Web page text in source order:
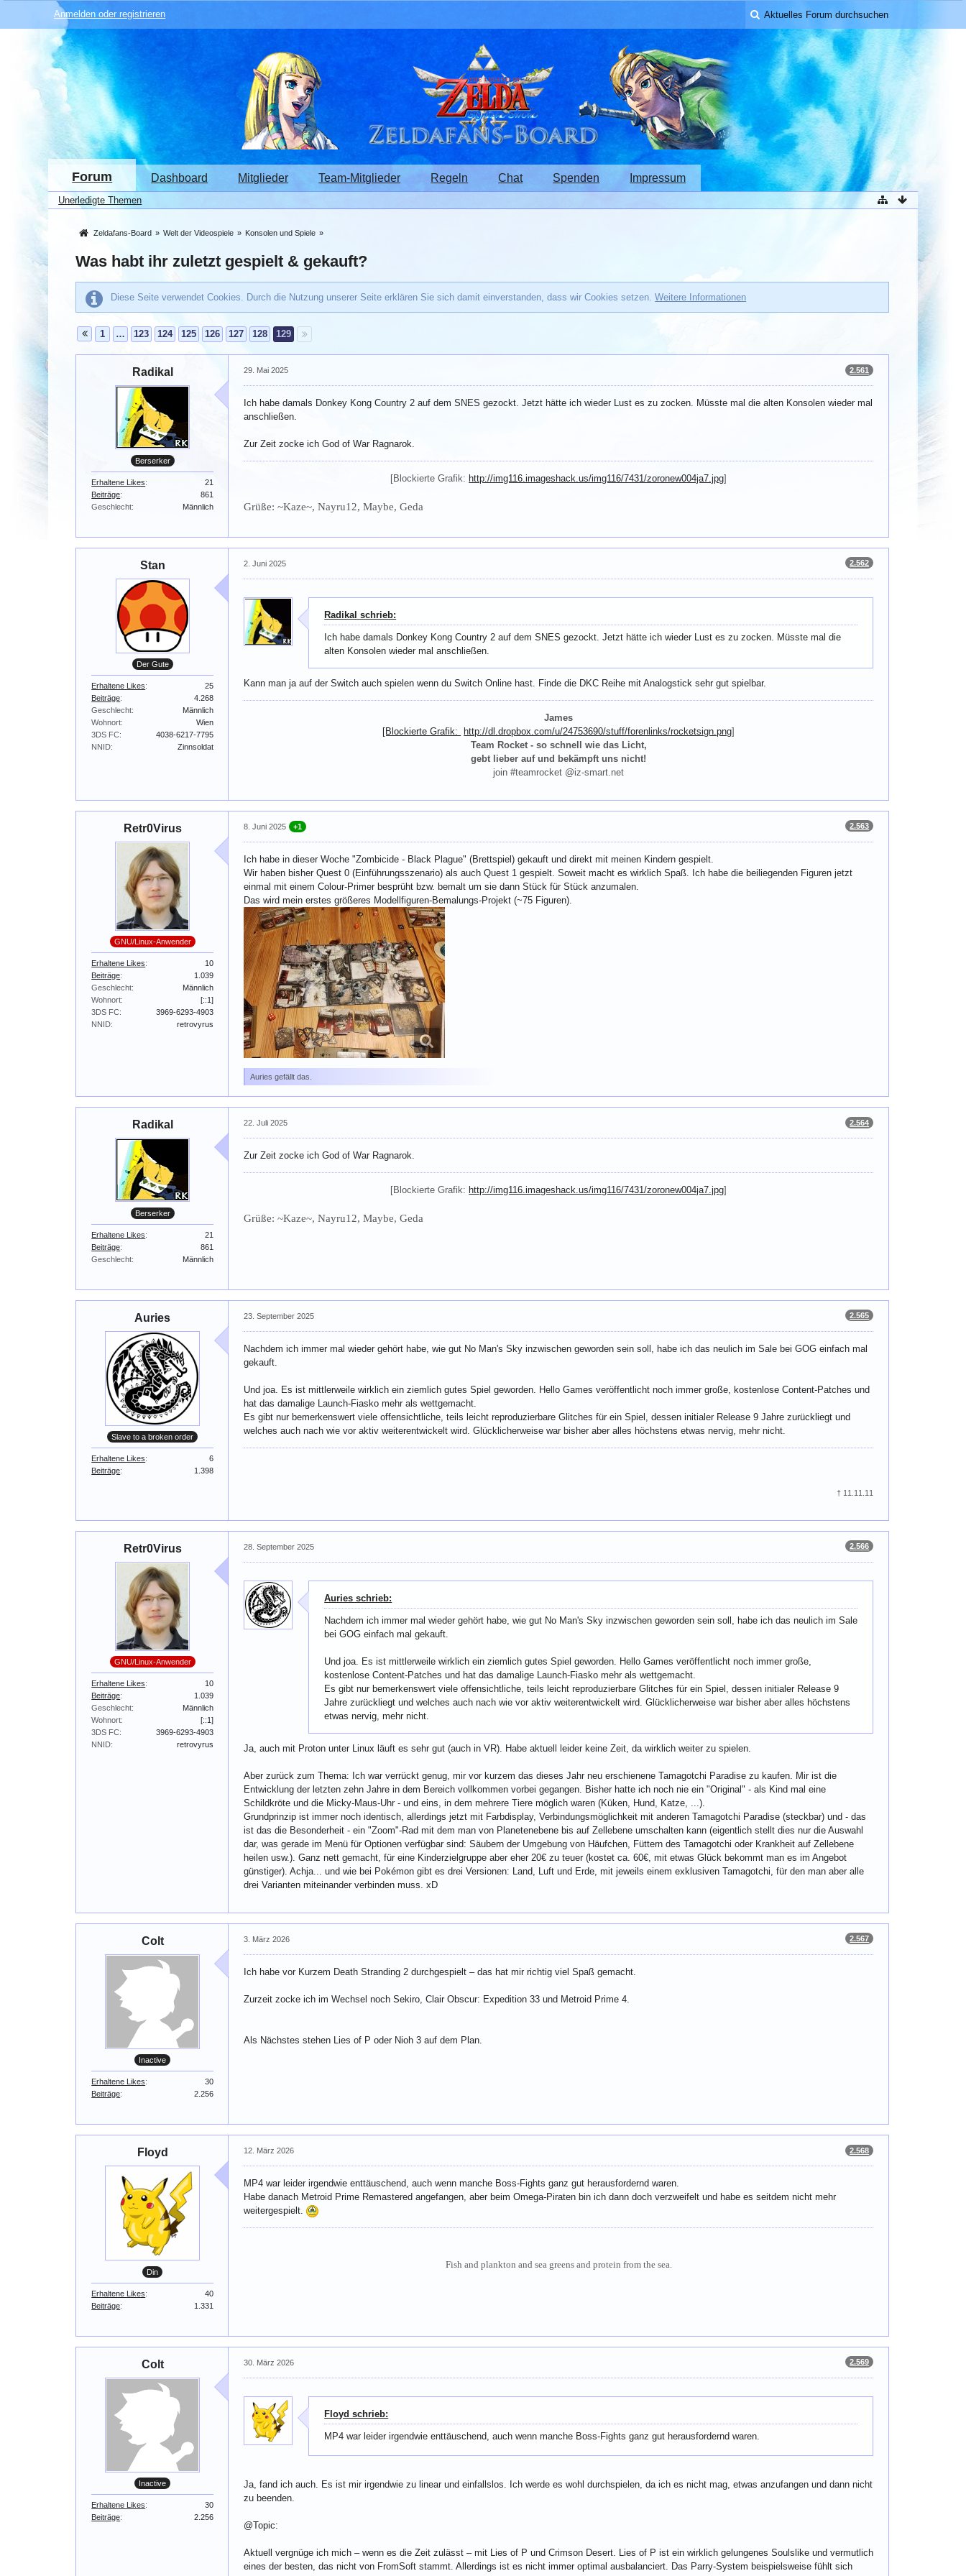
Anmelden oder registrieren
Forum Dashboard Mitglieder Team-Mitglieder Regeln Chat Spenden Impressum
Unerledigte Themen
Zeldafans-Board » Welt der Videospiele » Konsolen und Spiele »
Was habt ihr zuletzt gespielt & gekauft?
Diese Seite verwendet Cookies. Durch die Nutzung unserer Seite erklären Sie sich damit einverstanden, dass wir Cookies setzen.Weitere Informationen
1 … 123 124 125 126 127 128 129
Radikal
Berserker
Erhaltene Likes
21
Beiträge
861
Geschlecht
Männlich
2.561
29. Mai 2025
Ich habe damals Donkey Kong Country 2 auf dem SNES gezockt. Jetzt hätte ich wieder Lust es zu zocken. Müsste mal die alten Konsolen wieder mal
anschließen.
Zur Zeit zocke ich God of War Ragnarok.
[Blockierte Grafik: http://img116.imageshack.us/img116/7431/zoronew004ja7.jpg]
Grüße: ~Kaze~, Nayru12, Maybe, Geda
Stan
Der Gute
Erhaltene Likes
25
Beiträge
4.268
Geschlecht
Männlich
Wohnort
Wien
3DS FC
4038-6217-7795
NNID
Zinnsoldat
2.562
2. Juni 2025
Radikal schrieb:
Ich habe damals Donkey Kong Country 2 auf dem SNES gezockt. Jetzt hätte ich wieder Lust es zu zocken. Müsste mal die
alten Konsolen wieder mal anschließen.
Kann man ja auf der Switch auch spielen wenn du Switch Online hast. Finde die DKC Reihe mit Analogstick sehr gut spielbar.
James
[Blockierte Grafik:
http://dl.dropbox.com/u/24753690/stuff/forenlinks/rocketsign.png]
Team Rocket - so schnell wie das Licht,
gebt lieber auf und bekämpft uns nicht!
join #teamrocket @iz-smart.net
Retr0Virus
GNU/Linux-Anwender
Erhaltene Likes
10
Beiträge
1.039
Geschlecht
Männlich
Wohnort
[::1]
3DS FC
3969-6293-4903
NNID
retrovyrus
2.563
8. Juni 2025 +1
Ich habe in dieser Woche "Zombicide - Black Plague" (Brettspiel) gekauft und direkt mit meinen Kindern gespielt.
Wir haben bisher Quest 0 (Einführungsszenario) als auch Quest 1 gespielt. Soweit macht es wirklich Spaß. Ich habe die beiliegenden Figuren jetzt
einmal mit einem Colour-Primer besprüht bzw. bemalt um sie dann Stück für Stück anzumalen.
Das wird mein erstes größeres Modellfiguren-Bemalungs-Projekt (~75 Figuren).
Auries gefällt das.
Radikal
Berserker
Erhaltene Likes
21
Beiträge
861
Geschlecht
Männlich
2.564
22. Juli 2025
Zur Zeit zocke ich God of War Ragnarok.
[Blockierte Grafik: http://img116.imageshack.us/img116/7431/zoronew004ja7.jpg]
Grüße: ~Kaze~, Nayru12, Maybe, Geda
Auries
Slave to a broken order
Erhaltene Likes
6
Beiträge
1.398
2.565
23. September 2025
Nachdem ich immer mal wieder gehört habe, wie gut No Man's Sky inzwischen geworden sein soll, habe ich das neulich im Sale bei GOG einfach mal
gekauft.
Und joa. Es ist mittlerweile wirklich ein ziemlich gutes Spiel geworden. Hello Games veröffentlicht noch immer große, kostenlose Content-Patches und
hat das damalige Launch-Fiasko mehr als wettgemacht.
Es gibt nur bemerkenswert viele offensichtliche, teils leicht reproduzierbare Glitches für ein Spiel, dessen initialer Release 9 Jahre zurückliegt und
welches auch nach wie vor aktiv weiterentwickelt wird. Glücklicherweise war bisher aber alles höchstens etwas nervig, mehr nicht.
† 11.11.11
Retr0Virus
GNU/Linux-Anwender
Erhaltene Likes
10
Beiträge
1.039
Geschlecht
Männlich
Wohnort
[::1]
3DS FC
3969-6293-4903
NNID
retrovyrus
2.566
28. September 2025
Auries schrieb:
Nachdem ich immer mal wieder gehört habe, wie gut No Man's Sky inzwischen geworden sein soll, habe ich das neulich im Sale
bei GOG einfach mal gekauft.
Und joa. Es ist mittlerweile wirklich ein ziemlich gutes Spiel geworden. Hello Games veröffentlicht noch immer große,
kostenlose Content-Patches und hat das damalige Launch-Fiasko mehr als wettgemacht.
Es gibt nur bemerkenswert viele offensichtliche, teils leicht reproduzierbare Glitches für ein Spiel, dessen initialer Release 9
Jahre zurückliegt und welches auch nach wie vor aktiv weiterentwickelt wird. Glücklicherweise war bisher aber alles höchstens
etwas nervig, mehr nicht.
Ja, auch mit Proton unter Linux läuft es sehr gut (auch in VR). Habe aktuell leider keine Zeit, da wirklich weiter zu spielen.
Aber zurück zum Thema: Ich war verrückt genug, mir vor kurzem das dieses Jahr neu erschienene Tamagotchi Paradise zu kaufen. Mir ist die
Entwicklung der letzten zehn Jahre in dem Bereich vollkommen vorbei gegangen. Bisher hatte ich noch nie ein "Original" - als Kind mal eine
Schildkröte und die Micky-Maus-Uhr - und eins, in dem mehrere Tiere möglich waren (Küken, Hund, Katze, ...).
Grundprinzip ist immer noch identisch, allerdings jetzt mit Farbdisplay, Verbindungsmöglichkeit mit anderen Tamagotchi Paradise (steckbar) und - das
ist das die Besonderheit - ein "Zoom"-Rad mit dem man von Planetenebene bis auf Zellebene umschalten kann (eigentlich stellt dies nur die Auswahl
dar, was gerade im Menü für Optionen verfügbar sind: Säubern der Umgebung von Häufchen, Füttern des Tamagotchi oder Krankheit auf Zellebene
heilen usw.). Ganz nett gemacht, für eine Kinderzielgruppe aber eher 20€ zu teuer (kostet ca. 60€, mit etwas Glück bekommt man es im Angebot
günstiger). Achja... und wie bei Pokémon gibt es drei Versionen: Land, Luft und Erde, mit jeweils einem exklusiven Tamagotchi, für den man aber alle
drei Varianten miteinander verbinden muss. xD
Colt
Inactive
Erhaltene Likes
30
Beiträge
2.256
2.567
3. März 2026
Ich habe vor Kurzem Death Stranding 2 durchgespielt – das hat mir richtig viel Spaß gemacht.
Zurzeit zocke ich im Wechsel noch Sekiro, Clair Obscur: Expedition 33 und Metroid Prime 4.
Als Nächstes stehen Lies of P oder Nioh 3 auf dem Plan.
Floyd
Din
Erhaltene Likes
40
Beiträge
1.331
2.568
12. März 2026
MP4 war leider irgendwie enttäuschend, auch wenn manche Boss-Fights ganz gut herausfordernd waren.
Habe danach Metroid Prime Remastered angefangen, aber beim Omega-Piraten bin ich dann doch verzweifelt und habe es seitdem nicht mehr
weitergespielt.
Fish and plankton and sea greens and protein from the sea.
Colt
Inactive
Erhaltene Likes
30
Beiträge
2.256
2.569
30. März 2026
Floyd schrieb:
MP4 war leider irgendwie enttäuschend, auch wenn manche Boss-Fights ganz gut herausfordernd waren.
Ja, fand ich auch. Es ist mir irgendwie zu linear und einfallslos. Ich werde es wohl durchspielen, da ich es nicht mag, etwas anzufangen und dann nicht
zu beenden.
@Topic:
Aktuell vergnüge ich mich – wenn es die Zeit zulässt – mit Lies of P und Crimson Desert. Lies of P ist ein wirklich gelungenes Soulslike und vermutlich
eines der besten, das nicht von FromSoft stammt. Allerdings ist es nicht immer optimal ausbalanciert. Das Parry-System beispielsweise fühlt sich